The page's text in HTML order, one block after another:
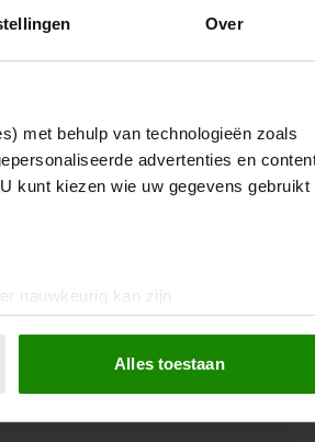
Over
met behulp van technologieën zoals
advertenties en
kunt kiezen wie uw gegevens gebruikt
nauwkeurig kan zijn
(fingerprinting)
social media te bieden en om ons
Alles toestaan